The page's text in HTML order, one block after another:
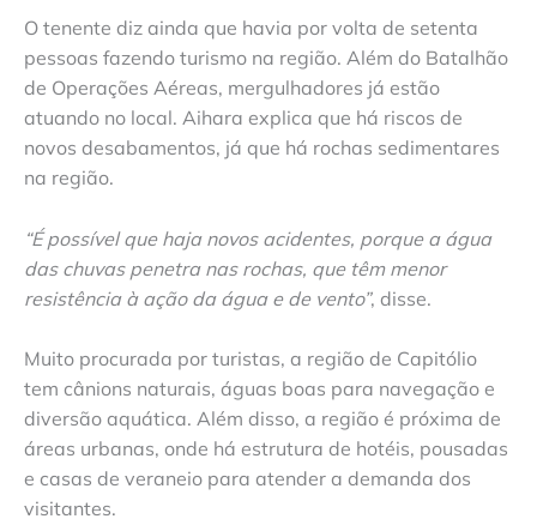
O tenente diz ainda que havia por volta de setenta
pessoas fazendo turismo na região. Além do Batalhão
de Operações Aéreas, mergulhadores já estão
atuando no local. Aihara explica que há riscos de
novos desabamentos, já que há rochas sedimentares
na região.
“É possível que haja novos acidentes, porque a água
das chuvas penetra nas rochas, que têm menor
resistência à ação da água e de vento”, disse.
Muito procurada por turistas, a região de Capitólio
tem cânions naturais, águas boas para navegação e
diversão aquática. Além disso, a região é próxima de
áreas urbanas, onde há estrutura de hotéis, pousadas
e casas de veraneio para atender a demanda dos
visitantes.